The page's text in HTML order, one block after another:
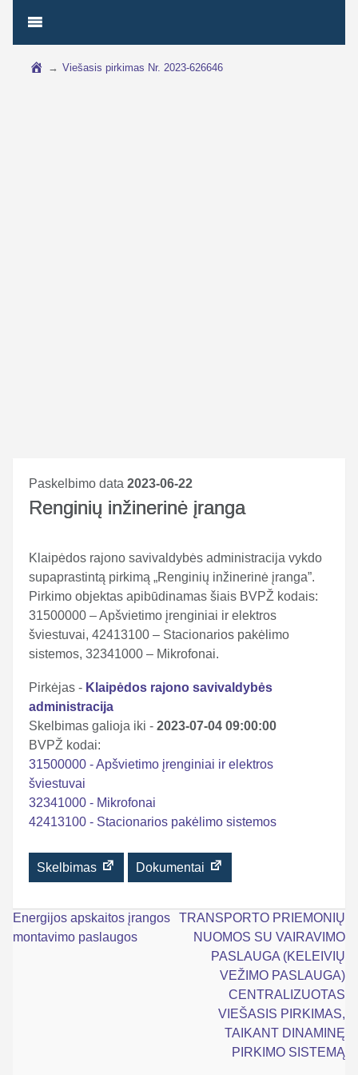
→ Viešasis pirkimas Nr. 2023-626646
Paskelbimo data 2023-06-22
Renginių inžinerinė įranga
Klaipėdos rajono savivaldybės administracija vykdo
supaprastintą pirkimą „Renginių inžinerinė įranga”.
Pirkimo objektas apibūdinamas šiais BVPŽ kodais:
31500000 – Apšvietimo įrenginiai ir elektros
šviestuvai, 42413100 – Stacionarios pakėlimo
sistemos, 32341000 – Mikrofonai.
Pirkėjas - Klaipėdos rajono savivaldybės
administracija
Skelbimas galioja iki - 2023-07-04 09:00:00
BVPŽ kodai:
31500000 - Apšvietimo įrenginiai ir elektros
šviestuvai
32341000 - Mikrofonai
42413100 - Stacionarios pakėlimo sistemos
Skelbimas Dokumentai
Navigacija
Energijos apskaitos įrangos
montavimo paslaugos
TRANSPORTO PRIEMONIŲ
NUOMOS SU VAIRAVIMO
PASLAUGA (KELEIVIŲ
VEŽIMO PASLAUGA)
CENTRALIZUOTAS
VIEŠASIS PIRKIMAS,
TAIKANT DINAMINĘ
PIRKIMO SISTEMĄ